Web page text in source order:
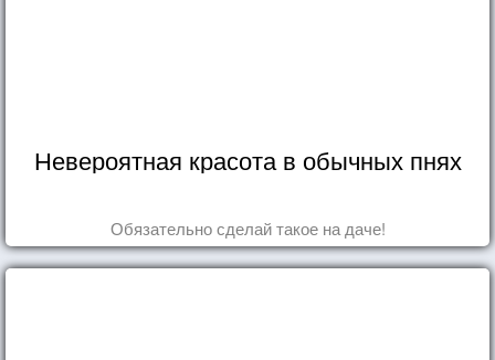
Невероятная красота в обычных пнях
Обязательно сделай такое на даче!